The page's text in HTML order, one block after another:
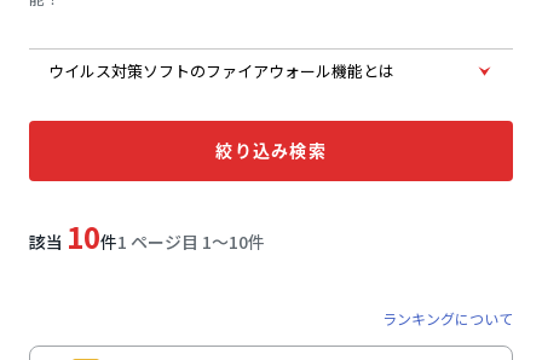
ウイルス対策ソフトのファイアウォール機能とは
絞り込み検索
該当 10件1 ページ目 1〜10件
ランキングについて